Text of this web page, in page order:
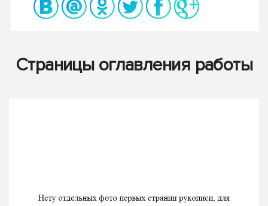
Страницы оглавления работы